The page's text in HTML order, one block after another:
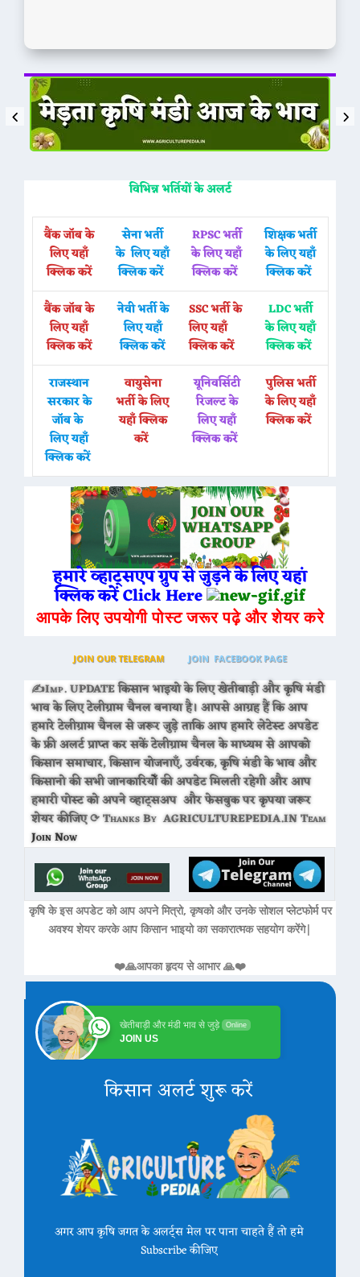
विभिन्न भर्तियों के अलर्ट
बैंक जॉब के
लिए यहाँ
क्लिक करें
सेना भर्ती
के लिए यहाँ
क्लिक करें
RPSC भर्ती
के लिए यहाँ
क्लिक करें
शिक्षक भर्ती
के लिए यहाँ
क्लिक करें
बैंक जॉब के
लिए यहाँ
क्लिक करें
नेवी भर्ती के
लिए यहाँ
क्लिक करें
SSC भर्ती के
लिए यहाँ
क्लिक करें
LDC भर्ती
के लिए यहाँ
क्लिक करें
राजस्थान
सरकार के
जॉब के
लिए यहाँ
क्लिक करें
वायुसेना
भर्ती के लिए
यहाँ क्लिक
करें
यूनिवर्सिटी
रिजल्ट के
लिए यहाँ
क्लिक करें
पुलिस भर्ती
के लिए यहाँ
क्लिक करें
हमारे व्हाट्सएप ग्रुप से जुड़ने के लिए यहां
क्लिक करें Click Here
आपके लिए उपयोगी पोस्ट जरूर पढ़े और शेयर करे
JOIN OUR TELEGRAM JOIN FACEBOOK PAGE
✍Imp. UPDATE किसान भाइयो के लिए खेतीबाड़ी और कृषि मंडी
भाव के लिए टेलीग्राम चैनल बनाया है। आपसे आग्रह हैं कि आप
हमारे टेलीग्राम चैनल से जरूर जुड़े ताकि आप हमारे लेटेस्ट अपडेट
के फ्री अलर्ट प्राप्त कर सकें टेलीग्राम चैनल के माध्यम से आपको
किसान समाचार, किसान योजनाएँ, उर्वरक, कृषि मंडी के भाव और
किसानो की सभी जानकारियोँ की अपडेट मिलती रहेगी और आप
हमारी पोस्ट को अपने व्हाट्सअप और फेसबुक पर कृपया जरूर
शेयर कीजिए ⟳ Thanks By AGRICULTUREPEDIA.IN Team
Join Now
कृषि के इस अपडेट को आप अपने मित्रो, कृषको और उनके सोशल प्लेटफोर्म पर
अवश्य शेयर करके आप किसान भाइयो का सकारात्मक सहयोग करेंगे|
❤️🙏आपका हृदय से आभार 🙏❤️
खेतीबाड़ी और मंडी भाव से जुड़े Online
JOIN US
किसान अलर्ट शुरू करें
अगर आप कृषि जगत के अलर्ट्स मेल पर पाना चाहते हैं तो हमे
Subscribe कीजिए